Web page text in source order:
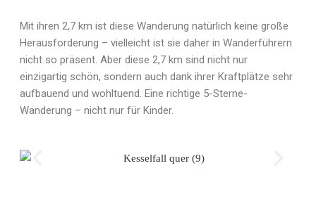
Mit ihren 2,7 km ist diese Wanderung natürlich keine große
Herausforderung – vielleicht ist sie daher in Wanderführern
nicht so präsent. Aber diese 2,7 km sind nicht nur
einzigartig schön, sondern auch dank ihrer Kraftplätze sehr
aufbauend und wohltuend. Eine richtige 5-Sterne-
Wanderung – nicht nur für Kinder.